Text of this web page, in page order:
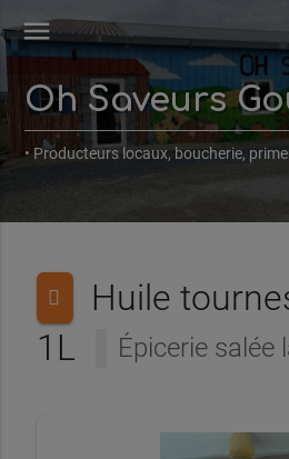
menu
Oh Saveurs
• Producteurs locaux, boucherie,
Huile
1L
Épicerie salée